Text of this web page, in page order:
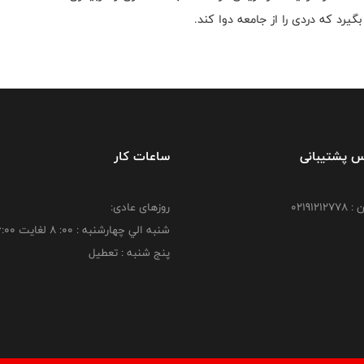
که دردی را از جامعه دوا کند.
پشتیبانی ساعات کار
روزهای عادی:
شنبه الي چهارشنبه : 00: 8 لغايت 16:00
پنج شنبه : تعطیل